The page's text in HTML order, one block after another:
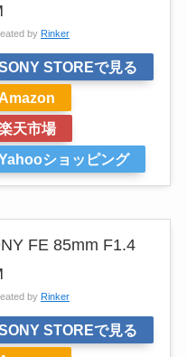
by Rinker
STOREで見る
天市場
ショッピング
FE 85mm F1.4
by Rinker
STOREで見る